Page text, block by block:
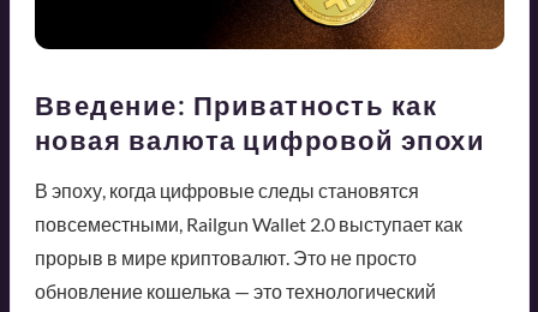
Введение: Приватность как
новая валюта цифровой эпохи
В эпоху, когда цифровые следы становятся
повсеместными, Railgun Wallet 2.0 выступает как
прорыв в мире криптовалют. Это не просто
обновление кошелька — это технологический